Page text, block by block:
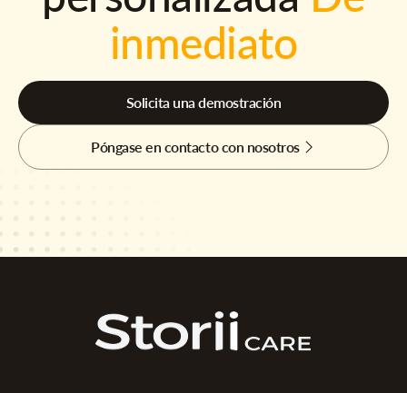
inmediato
Solicita una demostración
Póngase en contacto con nosotros